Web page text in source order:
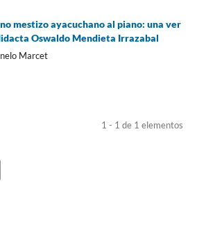
mestizo ayacuchano al piano: una ver
Oswaldo Mendieta Irrazabal
Marcet
1 - 1 de 1 elementos